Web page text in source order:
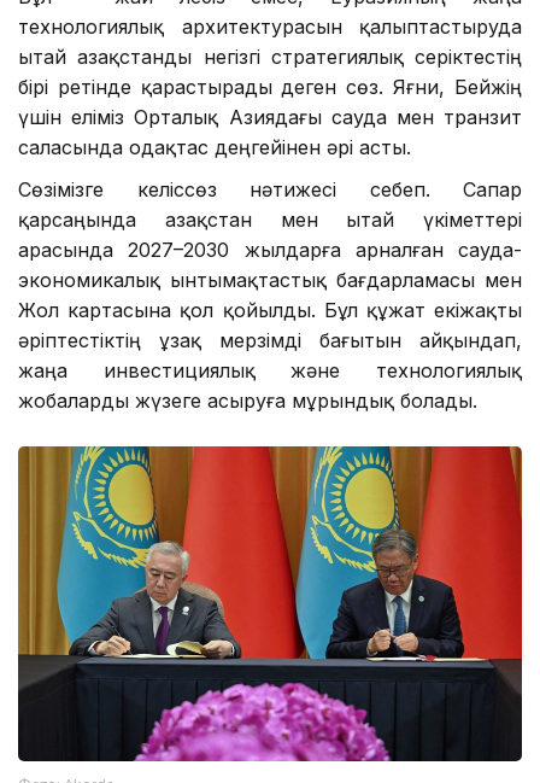
Бұл – жай лебіз емес, Еуразияның жаңа
технологиялық архитектурасын қалыптастыруда
Қытай Қазақстанды негізгі стратегиялық серіктестің
бірі ретінде қарастырады деген сөз. Яғни, Бейжің
үшін еліміз Орталық Азиядағы сауда мен транзит
саласында одақтас деңгейінен әрі асты.
Сөзімізге келіссөз нәтижесі себеп. Сапар
қарсаңында Қазақстан мен Қытай үкіметтері
арасында 2027–2030 жылдарға арналған сауда-
экономикалық ынтымақтастық бағдарламасы мен
Жол картасына қол қойылды. Бұл құжат екіжақты
әріптестіктің ұзақ мерзімді бағытын айқындап,
жаңа инвестициялық және технологиялық